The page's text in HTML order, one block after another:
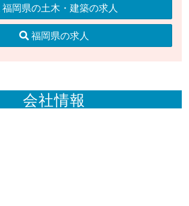
福岡県の土木・建築の求人
福岡県の求人
会社情報